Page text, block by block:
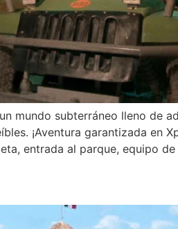
mundo subterráneo lleno de
¡Aventura garantizada en
entrada al parque, equipo